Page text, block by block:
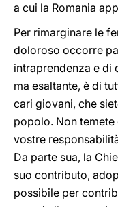
a cui la Romania
Per rimarginare le
doloroso occorre
intraprendenza e di
ma esaltante, è di
cari giovani, che
popolo. Non
vostre
Da parte sua, la
suo contributo,
possibile per